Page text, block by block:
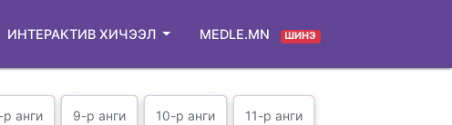
ИНТЕРАКТИВ ХИЧЭЭЛ MEDLE.MN ШИНЭ
р анги 9-р анги 10-р анги 11-р анги